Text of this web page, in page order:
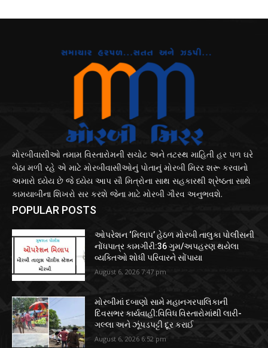
મોરબીવાસીઓ તમામ વિસ્તારોમની સચોટ અને તટસ્થ માહિતી હર પળ ઘરે
બેઠા મળી રહે એ માટે મોરબીવાસીઓનું પોતાનું મોરબી મિરર શરૂ કરવાનો
અમારો ધ્યેય છે જે ધ્યેય આપ સૌ મિત્રોના સાથ સહકારથી શ્રેષ્ઠતા સાથે
કામયાબીના શિખરો સર કરશે જેના માટે મોરબી ગૌરવ અનુભવશે.
POPULAR POSTS
ઓપરેશન ‘મિલાપ’ હેઠળ મોરબી તાલુકા પોલીસની
નોંધપાત્ર કામગીરી:36 ગુમ/અપહરણ થયેલા
વ્યક્તિઓ શોધી પરિવારને સોંપાયા
August 6, 2026 7:47 pm
મોરબીમાં દબાણો સામે મહાનગરપાલિકાની
દિવસભર કાર્યવાહી:વિવિધ વિસ્તારોમાંથી લારી-
ગલ્લા અને ઝૂંપડપટ્ટી દૂર કરાઈ
August 6, 2026 6:52 pm